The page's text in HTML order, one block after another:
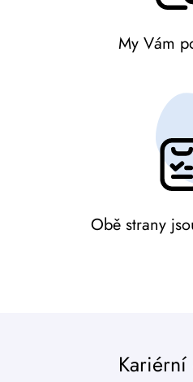
My Vám
Obě strany
Kariérní